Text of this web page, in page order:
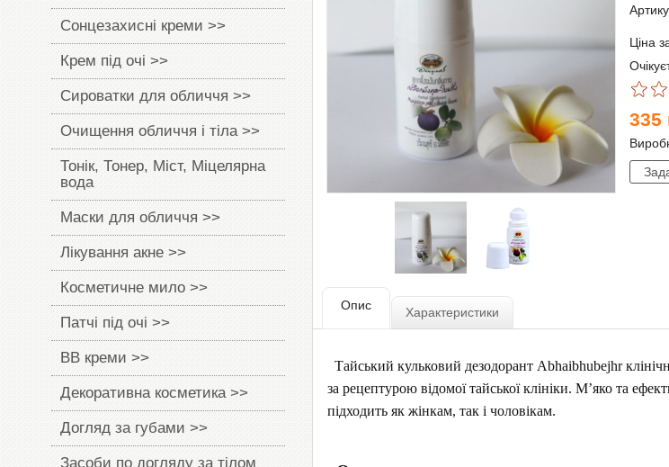
Сонцезахисні креми >>
Крем під очі >>
Сироватки для обличчя >>
Очищення обличчя і тіла >>
Тонік, Тонер, Міст, Міцелярна
вода
Маски для обличчя >>
Лікування акне >>
Косметичне мило >>
Патчі під очі >>
BB креми >>
Декоративна косметика >>
Догляд за губами >>
Засоби по догляду за тілом
Ціна
335
Опис Характеристики
Тайський кульковий дезодорант Abhaibhubejhr
за рецептурою відомої тайської клініки. М’яко та
підходить як жінкам, так і чоловікам.